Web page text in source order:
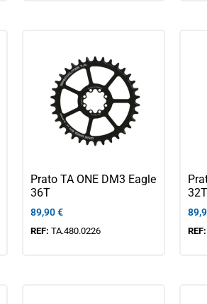
Prato TA ONE DM3 Eagle
36T
89,90€
REF:TA.480.0226
32T
REF: